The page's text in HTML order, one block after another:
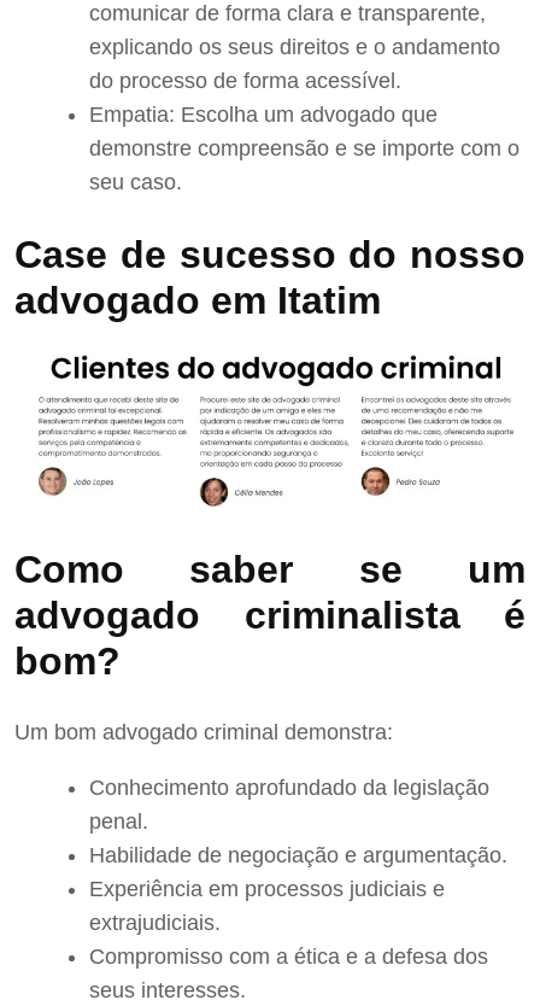
comunicar de forma clara e transparente,
explicando os seus direitos e o andamento
do processo de forma acessível.
Empatia: Escolha um advogado que
demonstre compreensão e se importe com o
seu caso.
Case de sucesso do nosso
advogado em Itatim
Como saber se um
advogado criminalista é
bom?
Um bom advogado criminal demonstra:
Conhecimento aprofundado da legislação
penal.
Habilidade de negociação e argumentação.
Experiência em processos judiciais e
extrajudiciais.
Compromisso com a ética e a defesa dos
seus interesses.